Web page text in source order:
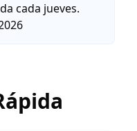
cada jueves.